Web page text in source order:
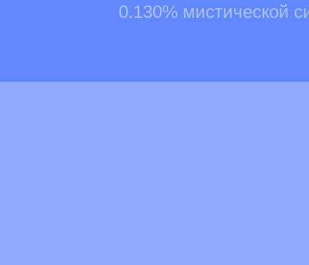
0.130% мистической